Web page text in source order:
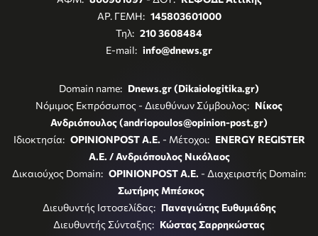
ΑΡ. ΓΕΜΗ: 145803601000
Τηλ: 210 3608484
E-mail: info@dnews.gr
Domain name: Dnews.gr (Dikaiologitika.gr)
Νόμιμος Εκπρόσωπος - Διευθύνων Σύμβουλος: Νίκος
Ανδριόπουλος (andriopoulos@opinion-post.gr)
Ιδιοκτησία: OPINIONPOST A.E. - Μέτοχοι: ENERGY REGISTER
Α.Ε. / Ανδριόπουλος Νικόλαος
Δικαιούχος Domain: OPINIONPOST A.E. - Διαχειριστής Domain:
Σωτήρης Μπέσκος
Διευθυντής Ιστοσελίδας: Παναγιώτης Ευθυμιάδης
Διευθυντής Σύνταξης: Κώστας Σαρρηκώστας